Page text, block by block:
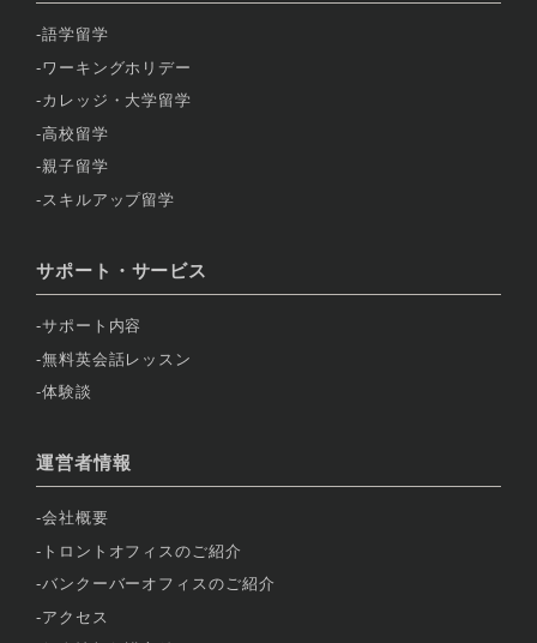
語学留学
ワーキングホリデー
カレッジ・大学留学
高校留学
親子留学
スキルアップ留学
サポート・サービス
サポート内容
無料英会話レッスン
体験談
運営者情報
会社概要
トロントオフィスのご紹介
バンクーバーオフィスのご紹介
アクセス